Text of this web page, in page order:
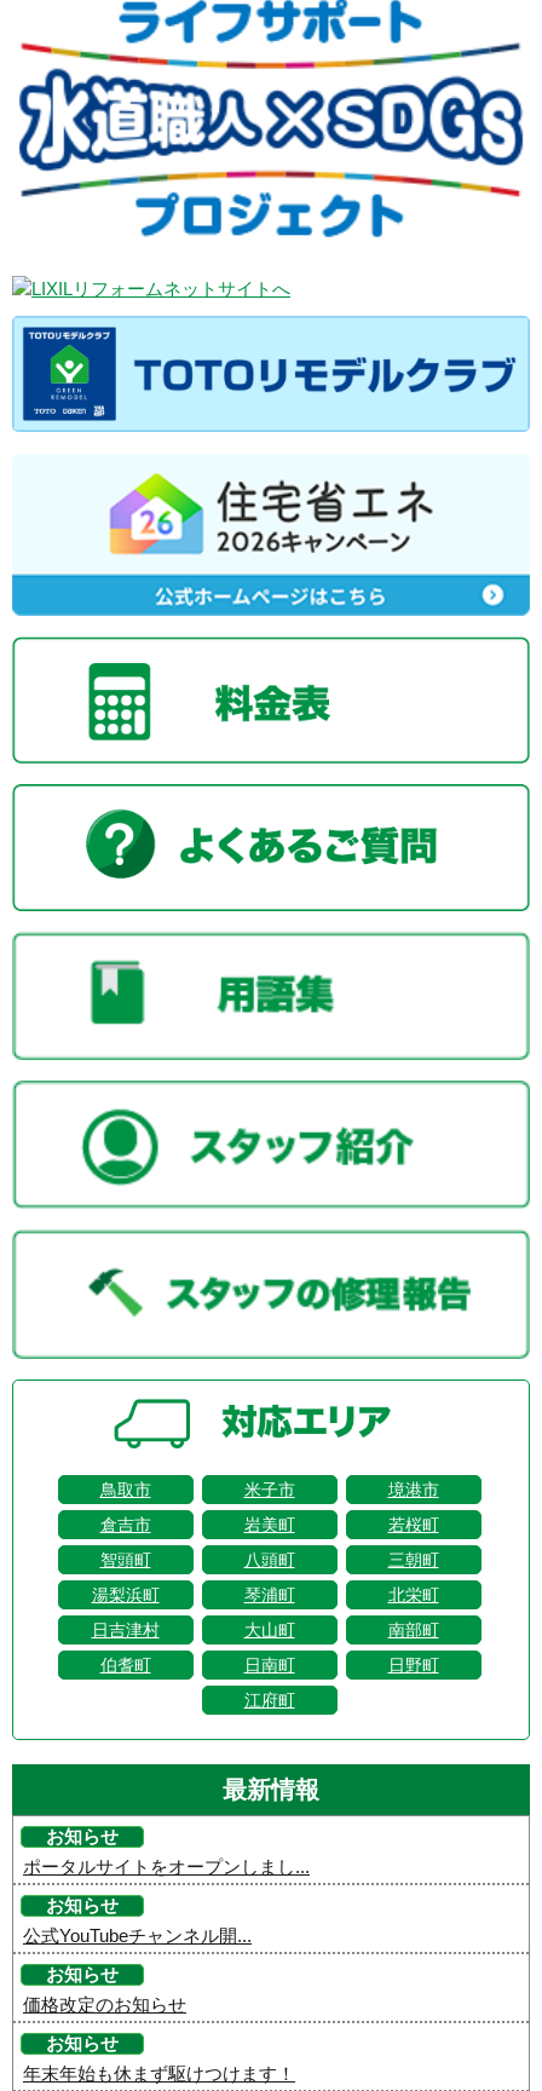
鳥取市 米子市
境港市
倉吉市
岩美町
若桜町
智頭町
八頭町
三朝町
湯梨浜町
琴浦町
北栄町
日吉津村
大山町
南部町
伯耆町
日南町
日野町
江府町
最新情報
お知らせ
ポータルサイトをオープンしまし...
お知らせ
公式YouTubeチャンネル開...
お知らせ
価格改定のお知らせ
お知らせ
年末年始も休まず駆けつけます！